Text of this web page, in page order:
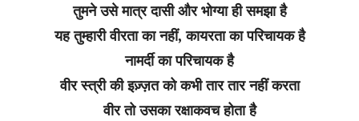
तुमने उसे मात्र दासी और भोग्या ही समझा है
यह तुम्हारी वीरता का नहीं, कायरता का परिचायक है
नामर्दी का परिचायक है
वीर स्त्री की इज़्ज़त को कभी तार तार नहीं करता
वीर तो उसका रक्षाकवच होता है